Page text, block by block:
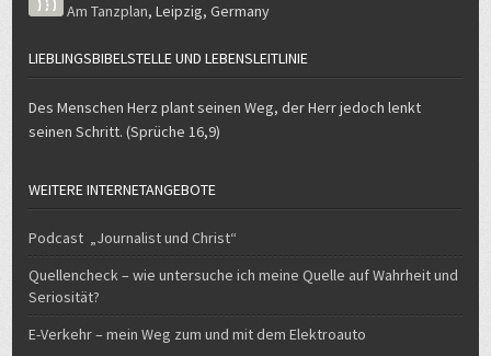
Am Tanzplan,Leipzig,Germany
LIEBLINGSBIBELSTELLE UND LEBENSLEITLINIE
Des Menschen Herz plant seinen Weg, der Herr jedoch lenkt
seinen Schritt. (Sprüche 16,9)
WEITERE INTERNETANGEBOTE
Podcast „Journalist und Christ“
Quellencheck – wie untersuche ich meine Quelle auf Wahrheit und
Seriosität?
E-Verkehr – mein Weg zum und mit dem Elektroauto